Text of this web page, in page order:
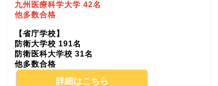
九州医療科学大学 42名
他多数合格
【省庁学校】
防衛大学校 191名
防衛医科大学校 31名
他多数合格
詳細はこちら